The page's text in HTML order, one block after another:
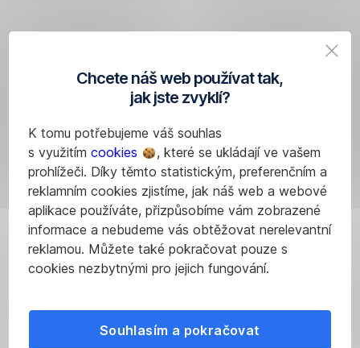
Chcete náš web používat tak,
jak jste zvyklí?
K tomu potřebujeme váš souhlas
s využitím cookies
, které se ukládají ve vašem
prohlížeči. Díky těmto statistickým, preferenčním a
reklamním cookies zjistíme, jak náš web a webové
aplikace používáte, přizpůsobíme vám zobrazené
informace a nebudeme vás obtěžovat nerelevantní
reklamou. Můžete také pokračovat pouze s
cookies nezbytnými pro jejich fungování.
Souhlasím a pokračovat